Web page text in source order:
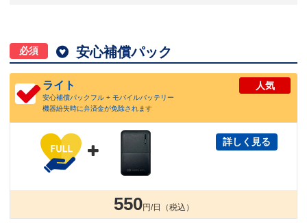
必須  安心補償パック
ライト
安心補償パックフル + モバイルバッテリー
機器紛失時に弁済金が免除されます
人気

詳しく見る
550円/日（税込）